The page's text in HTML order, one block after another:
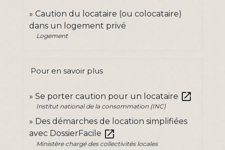
Caution du locataire (ou colocataire)
dans un logement privé
Logement
Pour en savoir plus
Se porter caution pour un locataire open_in_new
Institut national de la consommation (INC)
Des démarches de location simplifiées
avec DossierFacile open_in_new
Ministère chargé des collectivités locales